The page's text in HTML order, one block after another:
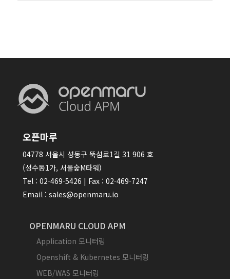
오픈마루
04778 서울시 성동구 뚝섬로1길 31 906 호
(성수동1가, 서울숲M타워)
Tel : 02-469-5426 | Fax : 02-469-7247
Email : sales@openmaru.io
OPENMARU CLOUD APM
Application 모니터링
Openshift & Kubernetes 모니터링
WEB/WAS 모니터링